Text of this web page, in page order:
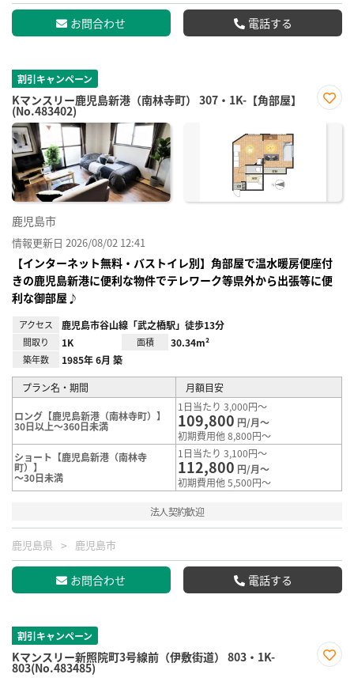
お問合わせ 電話する
割引キャンペーン
Kマンスリー鹿児島新港（南林寺町） 307・1K-【角部屋】
(No.483402)
に入
鹿児島市
情報更新日 2026/08/02 12:41
【インターネット無料・バストイレ別】角部屋で温水暖房便座付
きの鹿児島新港に便利な物件でテレワーク等県外から出張等に便
利な御部屋♪
アクセス 鹿児島市谷山線「武之橋駅」徒歩13分
間取り 1K 面積 30.34m²
築年数 1985年 6月 築
プラン名・期間 月額目安
ロング【鹿児島新港（南林寺町）】
30日以上～360日未満
1日当たり 3,000円～
109,800 円/月～
初期費用他 8,800円～
ショート【鹿児島新港（南林寺
町）】
～30日未満
1日当たり 3,100円～
112,800 円/月～
初期費用他 5,500円～
法人契約歓迎
鹿児島県 鹿児島市
お問合わせ 電話する
割引キャンペーン
Kマンスリー新照院町3号線前（伊敷街道） 803・1K-
803(No.483485)